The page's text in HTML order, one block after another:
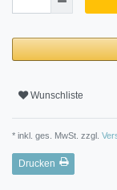
Wunschliste
* inkl. ges. MwSt. zzgl.
Drucken